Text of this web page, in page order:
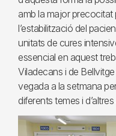
amb la major
l’estabilització del
unitats de cures
essencial en aquest
Viladecans i de
vegada a la setmana
diferents temes i